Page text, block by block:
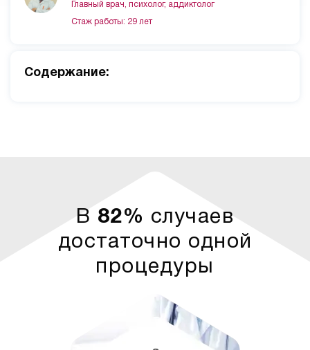
Cодержание:
Главный врач, психолог, аддиктолог
Стаж работы: 29 лет
В 82% случаев
достаточно одной
процедуры